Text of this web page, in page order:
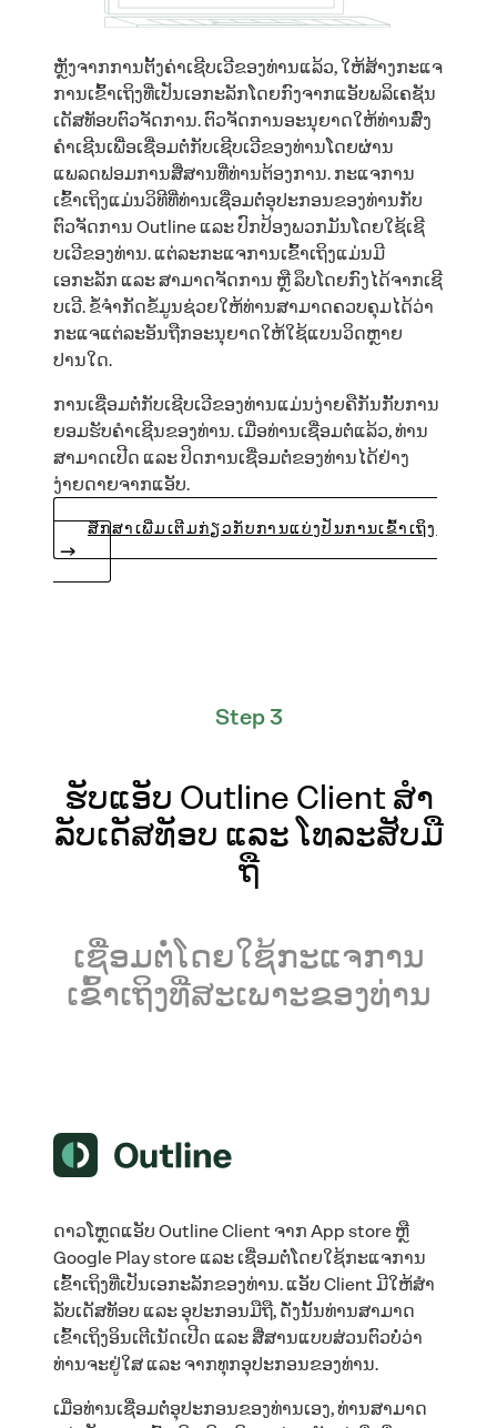
ຫຼັງຈາກການຕັ້ງຄ່າເຊີບເວີຂອງທ່ານແລ້ວ, ໃຫ້ສ້າງກະແຈ
ການເຂົ້າເຖິງທີ່ເປັນເອກະລັກໂດຍກົງຈາກແອັບພລິເຄຊັນ
ເດັສທັອບຕົວຈັດການ. ຕົວຈັດການອະນຸຍາດໃຫ້ທ່ານສົ່ງ
ຄຳເຊີນເພື່ອເຊື່ອມຕໍ່ກັບເຊີບເວີຂອງທ່ານໂດຍຜ່ານ
ແພລດຟອມການສື່ສານທີ່ທ່ານຕ້ອງການ. ກະແຈການ
ເຂົ້າເຖິງແມ່ນວິທີທີ່ທ່ານເຊື່ອມຕໍ່ອຸປະກອນຂອງທ່ານກັບ
ຕົວຈັດການ Outline ແລະ ປົກປ້ອງພວກມັນໂດຍໃຊ້ເຊີ
ບເວີຂອງທ່ານ. ແຕ່ລະກະແຈການເຂົ້າເຖິງແມ່ນມີ
ເອກະລັກ ແລະ ສາມາດຈັດການ ຫຼື ລຶບໂດຍກົງໄດ້ຈາກເຊີ
ບເວີ. ຂໍ້ຈໍາກັດຂໍ້ມູນຊ່ວຍໃຫ້ທ່ານສາມາດຄວບຄຸມໄດ້ວ່າ
ກະແຈແຕ່ລະອັນຖືກອະນຸຍາດໃຫ້ໃຊ້ແບນວິດຫຼາຍ
ປານໃດ.
ການເຊື່ອມຕໍ່ກັບເຊີບເວີຂອງທ່ານແມ່ນງ່າຍຄືກັນກັັບການ
ຍອມຮັບຄໍາເຊີນຂອງທ່ານ. ເມື່ອທ່ານເຊື່ອມຕໍ່ແລ້ວ, ທ່ານ
ສາມາດເປີດ ແລະ ປິດການເຊື່ອມຕໍ່ຂອງທ່ານໄດ້ຢ່າງ
ງ່າຍດາຍຈາກແອັບ.
ສຶກສາເພີ່ມເຕີມກ່ຽວກັບການແບ່ງປັນການເຂົ້າເຖິງ
Step 3
ຮັບແອັບ Outline Client ສໍາ
ລັບເດັສທັອບ ແລະ ໂທລະສັບມື
ຖື
ເຊື່ອມຕໍ່ໂດຍໃຊ້ກະແຈການ
ເຂົ້າເຖິງທີ່ສະເພາະຂອງທ່ານ
ດາວໂຫຼດແອັບ Outline Client ຈາກ App store ຫຼື
Google Play store ແລະ ເຊື່ອມຕໍ່ໂດຍໃຊ້ກະແຈການ
ເຂົ້າເຖິງທີ່ເປັນເອກະລັກຂອງທ່ານ. ແອັບ Client ມີໃຫ້ສຳ
ລັບເດັສທັອບ ແລະ ອຸປະກອນມືຖື, ດັ່ງນັ້ນທ່ານສາມາດ
ເຂົ້າເຖິງອິນເຕີເນັດເປີດ ແລະ ສື່ສານແບບສ່ວນຕົວບໍ່ວ່າ
ທ່ານຈະຢູ່ໃສ ແລະ ຈາກທຸກອຸປະກອນຂອງທ່ານ.
ເມື່ອທ່ານເຊື່ອມຕໍ່ອຸປະກອນຂອງທ່ານເອງ, ທ່ານສາມາດ